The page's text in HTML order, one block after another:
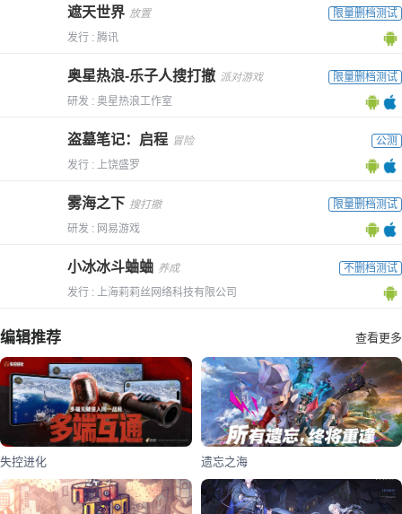
遮天世界 放置
限量删档测试
发行 : 腾讯
奥星热浪-乐子人搜打撤 派对游戏
限量删档测试
研发 : 奥星热浪工作室
盗墓笔记：启程 冒险
公测
发行 : 上饶盛罗
雾海之下 搜打撤
限量删档测试
研发 : 网易游戏
小冰冰斗蛐蛐 养成
不删档测试
发行 : 上海莉莉丝网络科技有限公司
编辑推荐 查看更多
失控进化 遗忘之海